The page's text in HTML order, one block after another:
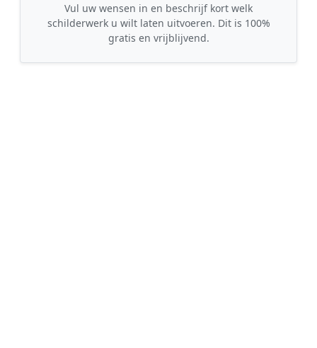
Vul uw wensen in en beschrijf kort welk
schilderwerk u wilt laten uitvoeren. Dit is 100%
gratis en vrijblijvend.